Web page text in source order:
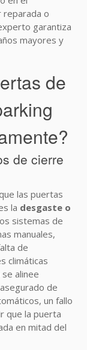
reparada o
garantiza
mayores y
de
de cierre
las puertas
la desgaste o
sistemas de
manuales,
de
climáticas
alinee
de
un fallo
que la puerta
en mitad del